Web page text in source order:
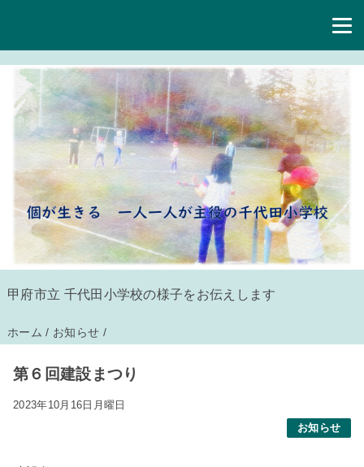
甲府市立 千代田小学校の様子をお伝えします
ホーム / お知らせ /
第６回建設まつり
2023年10月16日月曜日
お知らせ